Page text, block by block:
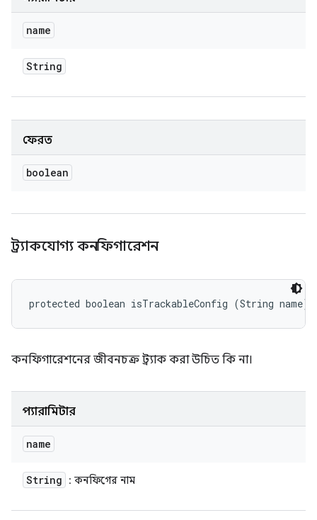
name
String
ফেরত
boolean
ট্র্যাকযোগ্য কনফিগারেশন
protected boolean isTrackableConfig (String name)
কনফিগারেশনের জীবনচক্র ট্র্যাক করা উচিত কি না।
প্যারামিটার
name
String : কনফিগের নাম